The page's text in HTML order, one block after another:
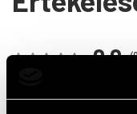
0,0 (